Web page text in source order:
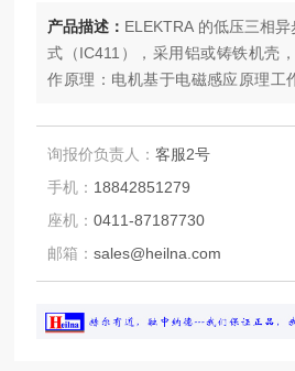
产品描述： ELEKTRA 的低压三相
式（IC411），采用铝或铸铁机壳
作原理：电机基于电磁感应原理工
子中感应出电流，载流导条在磁
转。
询报价负责人：客服2号
手机： 18842851279
座机：0411-87187730
邮箱：sales@heilna.com